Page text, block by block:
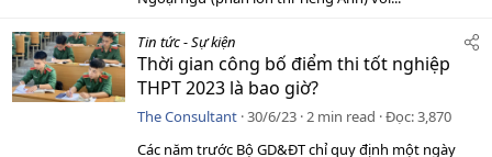
Tin tức - Sự kiện
Thời gian công bố điểm thi tốt nghiệp
THPT 2023 là bao giờ?
The Consultant 30/6/23 2 min read Đọc 3,870
Các năm trước Bộ GD&ĐT chỉ quy định một ngày